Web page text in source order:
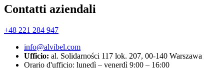
Contatti aziendali
+48 221 284 947
info@alvibel.com
Ufficio: al. Solidarności 117 lok. 207, 00-140 Warszawa
Orario d'ufficio: lunedì – venerdì 9:00 – 16:00